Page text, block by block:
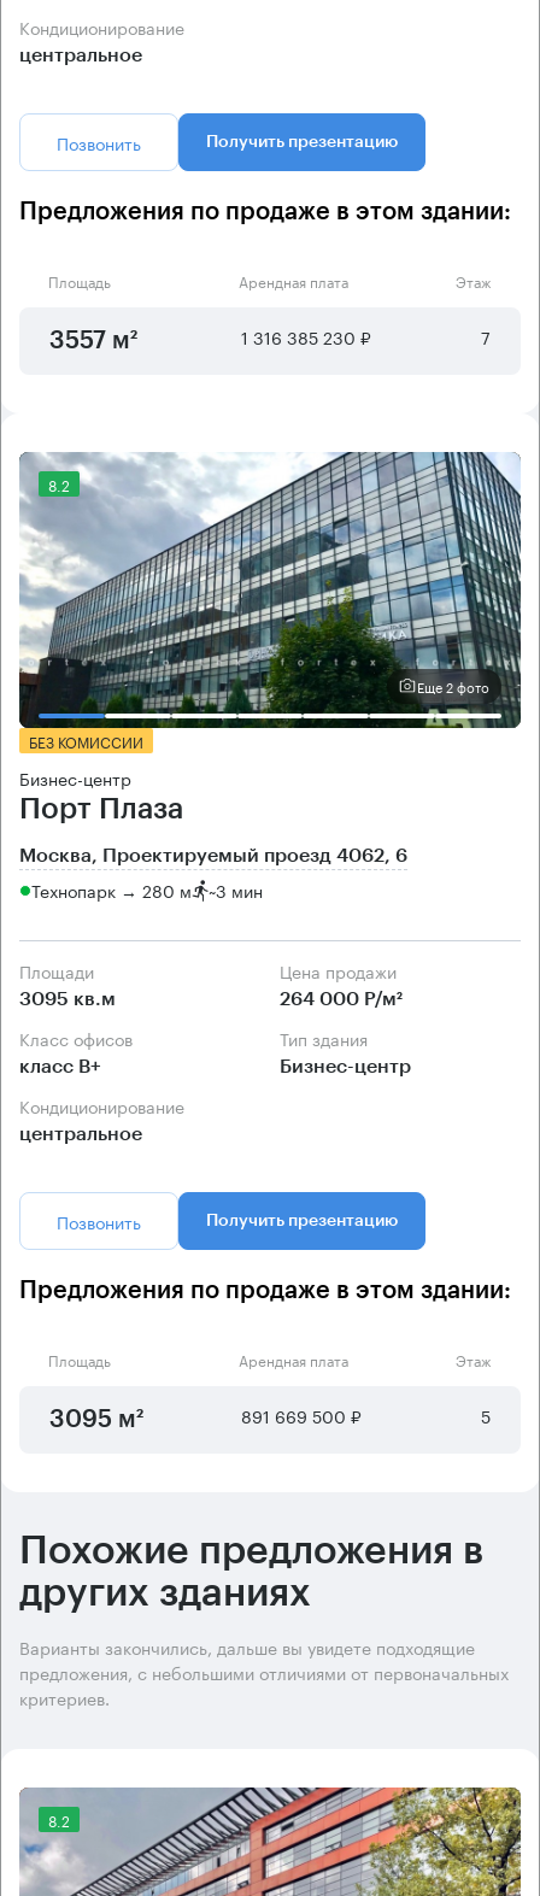
Кондиционирование
центральное
Позвонить Получить презентацию
Предложения по продаже в этом здании:
Площадь Арендная плата Этаж
3557 м² 1 316 385 230 ₽ 7
8.2
Еще 2 фото
БЕЗ КОМИССИИ
Бизнес-центр
Порт Плаза
Москва, Проектируемый проезд 4062, 6
Технопарк → 280 м ~3 мин
Площади
3095 кв.м
Цена продажи
264 000 Р/м²
Класс офисов
класс B+
Тип здания
Бизнес-центр
Кондиционирование
центральное
Позвонить Получить презентацию
Предложения по продаже в этом здании:
Площадь Арендная плата Этаж
3095 м² 891 669 500 ₽ 5
Похожие предложения в
других зданиях
Варианты закончились, дальше вы увидете подходящие
предложения, с небольшими отличиями от первоначальных
критериев.
8.2